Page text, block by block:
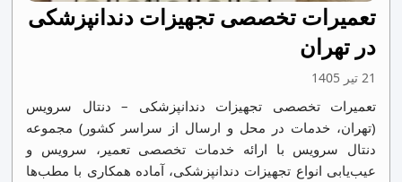
تعمیرات تخصصی تجهیزات دندانپزشکی
در تهران
21 تیر 1405
تعمیرات تخصصی تجهیزات دندانپزشکی – دنتال سرویس
(تهران، خدمات در محل و ارسال از سراسر کشور) مجموعه
دنتال سرویس با ارائه خدمات تخصصی تعمیر، سرویس و
عیب‌یابی انواع تجهیزات دندانپزشکی، آماده همکاری با مطب‌ها